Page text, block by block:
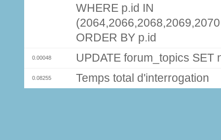
WHERE p.id IN
ORDER BY p.id
0.00048 UPDATE forum_topics
0.08255 Temps total d'interrogation